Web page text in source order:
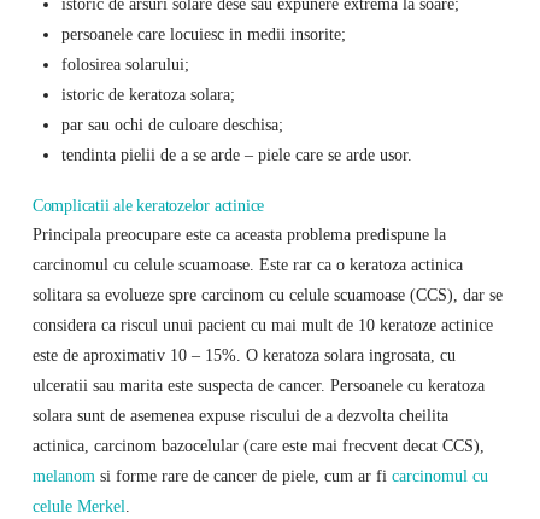
persoanele care locuiesc in medii insorite;
folosirea solarului;
istoric de keratoza solara;
par sau ochi de culoare deschisa;
tendinta pielii de a se arde – piele care se arde usor.
Complicatii ale keratozelor actinice
Principala preocupare este ca aceasta problema predispune la
carcinomul cu celule scuamoase. Este rar ca o keratoza actinica
solitara sa evolueze spre carcinom cu celule scuamoase (CCS), dar se
considera ca riscul unui pacient cu mai mult de 10 keratoze actinice
este de aproximativ 10 – 15%. O keratoza solara ingrosata, cu
ulceratii sau marita este suspecta de cancer. Persoanele cu keratoza
solara sunt de asemenea expuse riscului de a dezvolta cheilita
actinica, carcinom bazocelular (care este mai frecvent decat CCS),
melanom si forme rare de cancer de piele, cum ar fi carcinomul cu
celule Merkel